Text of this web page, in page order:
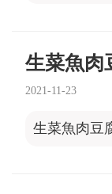
生菜魚肉
2021-11-23
生菜魚肉豆